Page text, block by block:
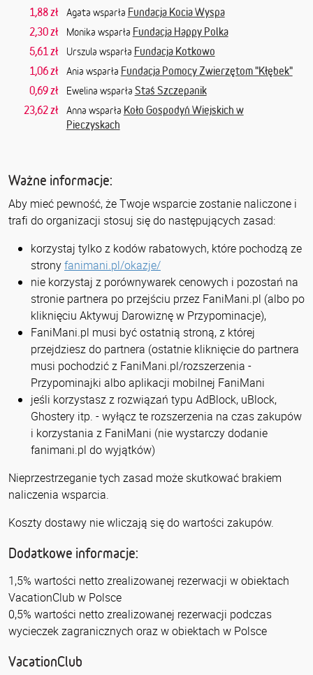
1,88 zł
Agata wsparła Fundacja Kocia Wyspa
2,30 zł
Monika wsparła Fundacja Happy Polka
5,61 zł
Urszula wsparła Fundacja Kotkowo
1,06 zł
Ania wsparła Fundacja Pomocy Zwierzętom "Kłębek"
0,69 zł
Ewelina wsparła Staś Szczepanik
23,62 zł
Anna wsparła Koło Gospodyń Wiejskich w
Pieczyskach
Ważne informacje:
Aby mieć pewność, że Twoje wsparcie zostanie naliczone i
trafi do organizacji stosuj się do następujących zasad:
korzystaj tylko z kodów rabatowych, które pochodzą ze
stronyfanimani.pl/okazje/
nie korzystaj z porównywarek cenowych i pozostań na
stronie partnera po przejściu przez FaniMani.pl (albo po
kliknięciu Aktywuj Darowiznę w Przypominacje),
FaniMani.pl musi być ostatnią stroną, z której
przejdziesz do partnera (ostatnie kliknięcie do partnera
musi pochodzić z FaniMani.pl/rozszerzenia -
Przypominajki albo aplikacji mobilnej FaniMani
jeśli korzystasz z rozwiązań typu AdBlock, uBlock,
Ghostery itp. - wyłącz te rozszerzenia na czas zakupów
i korzystania z FaniMani (nie wystarczy dodanie
fanimani.pl do wyjątków)
Nieprzestrzeganie tych zasad może skutkować brakiem
naliczenia wsparcia.
Koszty dostawy nie wliczają się do wartości zakupów.
Dodatkowe informacje:
1,5% wartości netto zrealizowanej rezerwacji w obiektach
VacationClub w Polsce
0,5% wartości netto zrealizowanej rezerwacji podczas
wycieczek zagranicznych oraz w obiektach w Polsce
VacationClub